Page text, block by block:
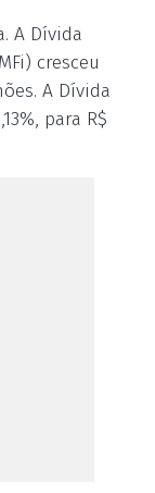
A Dívida
cresceu
A Dívida
para R$